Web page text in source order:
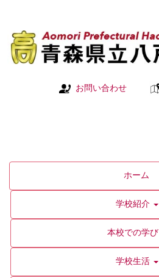
お問い合わせ
ホーム
学校紹介
本校での学び
学校生活